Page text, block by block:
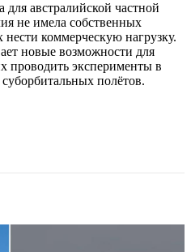
австралийской частной
не имела собственных
коммерческую нагрузку.
новые возможности для
эксперименты в
полётов.